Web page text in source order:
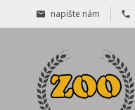
napište nám